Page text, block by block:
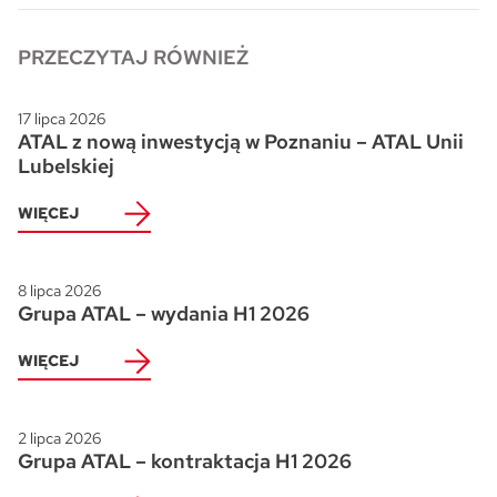
PRZECZYTAJ RÓWNIEŻ
17 lipca 2026
ATAL z nową inwestycją w Poznaniu – ATAL Unii
Lubelskiej
WIĘCEJ
8 lipca 2026
Grupa ATAL – wydania H1 2026
WIĘCEJ
2 lipca 2026
Grupa ATAL – kontraktacja H1 2026
Skwer Witosa w Piastowie